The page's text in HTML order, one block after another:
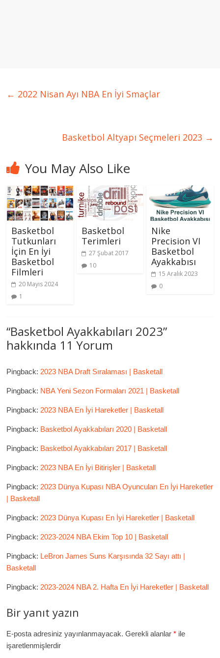
← 2022 Nisan Ayı NBA En İyi Smaçlar
Basketbol Altyapı Seçmeleri 2023 →
You May Also Like
Basketbol
Tutkunları
İçin En İyi
Basketbol
Filmleri
20 Mayıs 2024
1
Basketbol
Terimleri
27 Şubat 2017
10
Nike
Precision VI
Basketbol
Ayakkabısı
15 Aralık 2023
0
“Basketbol Ayakkabıları 2023”
hakkında 11 Yorum
Pingback: 2023 NBA Draft Sıralaması | Basketall
Pingback: NBA Yeni Sezon Formaları 2021 | Basketall
Pingback: 2023 NBA En İyi Hareketler | Basketall
Pingback: Basketbol Ayakkabıları 2020 | Basketall
Pingback: Basketbol Ayakkabıları 2017 | Basketall
Pingback: 2023 NBA En İyi Bitirişler | Basketall
Pingback: 2023 Dünya Kupası NBA Oyuncuları En İyi Hareketler
| Basketall
Pingback: 2023 Dünya Kupası En İyi Hareketler | Basketall
Pingback: 2023-2024 NBA Ekim Top 10 | Basketall
Pingback: LeBron James Suns Karşısında 32 Sayı attı |
Basketall
Pingback: 2023-2024 NBA 2. Hafta En İyi Hareketler | Basketall
Bir yanıt yazın
E-posta adresiniz yayınlanmayacak. Gerekli alanlar* ile
işaretlenmişlerdir